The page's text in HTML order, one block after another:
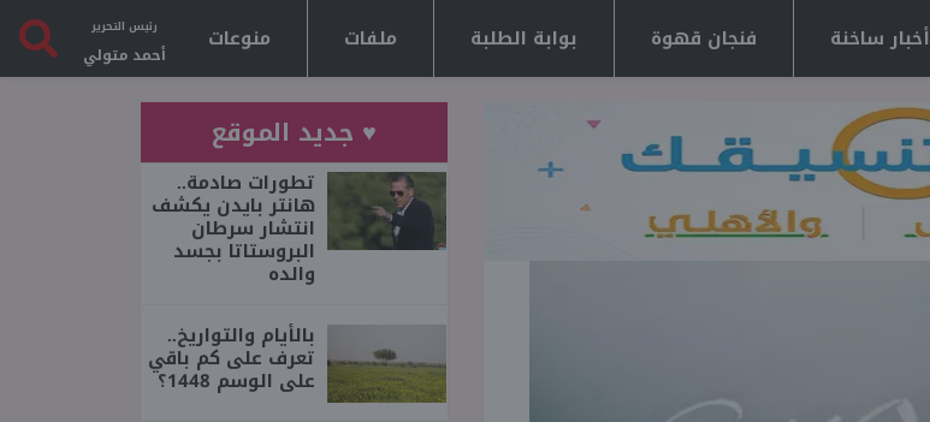
أخبار ساخنة فنجان قهوة بوابة الطلبة ملفات منوعات رئيس التحرير
أحمد متولي
♥ جديد الموقع
تطورات صادمة..
هانتر بايدن يكشف
انتشار سرطان
البروستاتا بجسد
والده
بالأيام والتواريخ..
تعرف على كم باقي
على الوسم 1448؟